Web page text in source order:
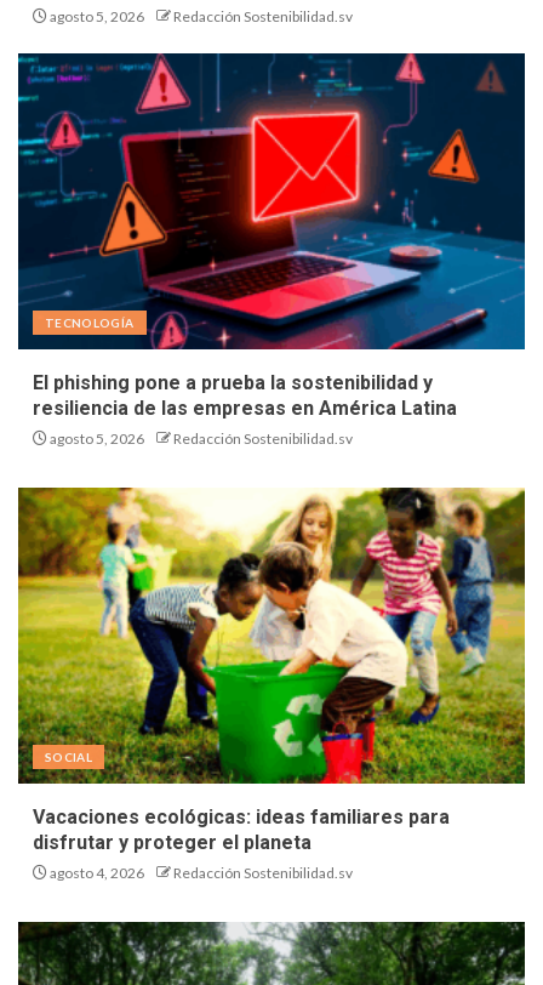
agosto 5, 2026 Redacción Sostenibilidad.sv
TECNOLOGÍA
El phishing pone a prueba la sostenibilidad y
resiliencia de las empresas en América Latina
agosto 5, 2026 Redacción Sostenibilidad.sv
SOCIAL
Vacaciones ecológicas: ideas familiares para
disfrutar y proteger el planeta
agosto 4, 2026 Redacción Sostenibilidad.sv